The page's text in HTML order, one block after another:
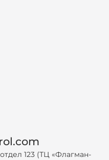
123 (ТЦ «Флагман-